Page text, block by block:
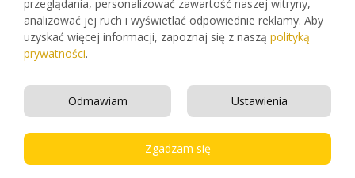
ul. Warszawska 5A/1
tel. 75 751 58 55,
tel. 75 76 12 762,
tel. 75 644 66 55.
Podane ceny są cenami netto. Przedstawiona oferta
cenowa ma charakter informacyjny, nie stanowi oferty
handlowej w rozumieniu Art.66 par.1 Kodeksu Cywilnego.
przeglądania, personalizować zawartość naszej witryny,
analizować jej ruch i wyświetlać odpowiednie reklamy. Aby
uzyskać więcej informacji, zapoznaj się z naszą polityką
prywatności.
Zgadzam się
Ustawienia
Odmawiam